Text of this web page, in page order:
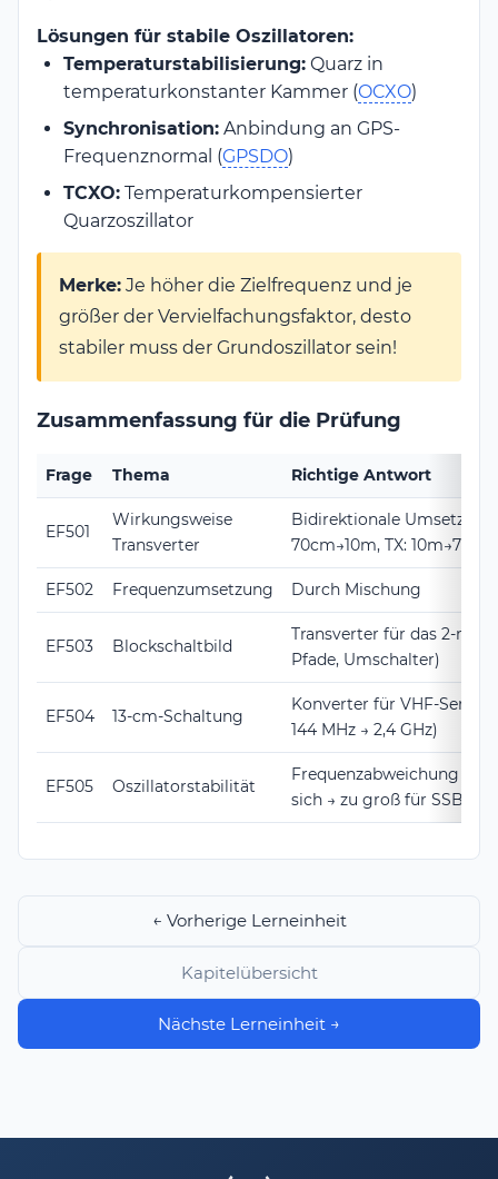
Lösungen für stabile Oszillatoren:
Temperaturstabilisierung: Quarz in
temperaturkonstanter Kammer (OCXO)
Synchronisation: Anbindung an GPS-
Frequenznormal (GPSDO)
TCXO: Temperaturkompensierter
Quarzoszillator
Merke: Je höher die Zielfrequenz und je
größer der Vervielfachungsfaktor, desto
stabiler muss der Grundoszillator sein!
Zusammenfassung für die Prüfung
Frage Thema Richtige Antwort
EF501
Wirkungsweise
Transverter
Bidirektionale Umsetzung
70cm→10m, TX:
EF502 Frequenzumsetzung Durch Mischung
EF503 Blockschaltbild
Transverter für das 2-m-
Pfade, Umschalter)
EF504 13-cm-Schaltung
Konverter für VHF-Sender
144 MHz → 2,4 GHz)
EF505 Oszillatorstabilität
Frequenzabweichung
sich → zu groß für SSB
← Vorherige Lerneinheit
Kapitelübersicht
Nächste Lerneinheit →